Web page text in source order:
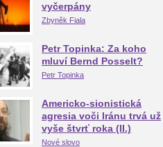
vyčerpány
Zbyněk Fiala
Petr Topinka: Za koho
mluví Bernd Posselt?
Petr Topinka
Americko-sionistická
agresia voči Iránu trvá už
vyše štvrť roka (II.)
Nové slovo